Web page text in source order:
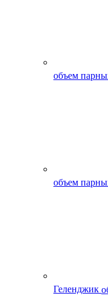
объем
объем
Геленджик